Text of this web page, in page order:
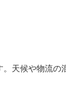
天候や物流の